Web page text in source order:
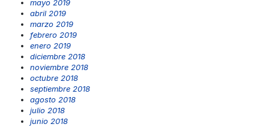
mayo 2019
abril 2019
marzo 2019
febrero 2019
enero 2019
diciembre 2018
noviembre 2018
octubre 2018
septiembre 2018
agosto 2018
julio 2018
junio 2018